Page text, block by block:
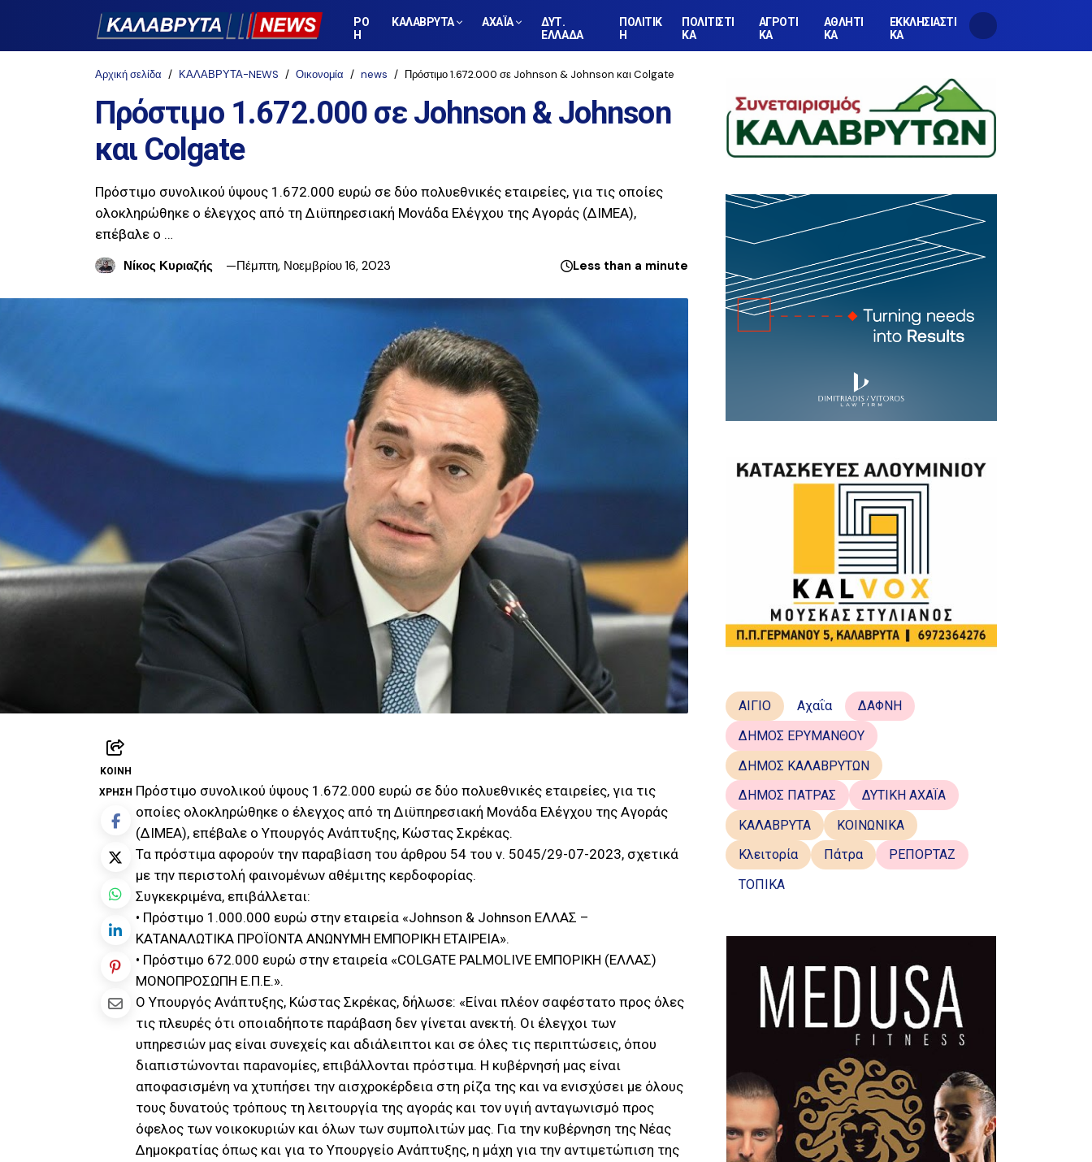
ΡΟ
Η
ΚΑΛΑΒΡΥΤΑ ΑΧΑΪΑ
ΔΥΤ.
ΕΛΛΑΔΑ
ΠΟΛΙΤΙΚ
Η
ΠΟΛΙΤΙΣΤΙ
ΚΑ
ΑΓΡΟΤΙ
ΚΑ
ΑΘΛΗΤΙ
ΚΑ
ΕΚΚΛΗΣΙΑΣΤΙ
ΚΑ
Αρχική σελίδα ΚΑΛΑΒΡΥΤΑ-NEWS Οικονομία news Πρόστιμο 1.672.000 σε Johnson & Johnson και Colgate
Πρόστιμο 1.672.000 σε Johnson & Johnson
και Colgate
Πρόστιμο συνολικού ύψους 1.672.000 ευρώ σε δύο πολυεθνικές εταιρείες, για τις οποίες
ολοκληρώθηκε ο έλεγχος από τη Διϋπηρεσιακή Μονάδα Ελέγχου της Αγοράς (ΔΙΜΕΑ),
επέβαλε ο …
Νίκος Κυριαζής
Πέμπτη, Νοεμβρίου 16, 2023 Less than a minute
ΚΟΙΝΉ
ΧΡΉΣΗ Πρόστιμο συνολικού ύψους 1.672.000 ευρώ σε δύο πολυεθνικές εταιρείες, για τις
οποίες ολοκληρώθηκε ο έλεγχος από τη Διϋπηρεσιακή Μονάδα Ελέγχου της Αγοράς
(ΔΙΜΕΑ), επέβαλε ο Υπουργός Ανάπτυξης, Κώστας Σκρέκας.
Τα πρόστιμα αφορούν την παραβίαση του άρθρου 54 του ν. 5045/29-07-2023, σχετικά
με την περιστολή φαινομένων αθέμιτης κερδοφορίας.
Συγκεκριμένα, επιβάλλεται:
• Πρόστιμο 1.000.000 ευρώ στην εταιρεία «Johnson & Johnson ΕΛΛΑΣ –
ΚΑΤΑΝΑΛΩΤΙΚΑ ΠΡΟΪΟΝΤΑ ΑΝΩΝΥΜΗ ΕΜΠΟΡΙΚΗ ΕΤΑΙΡΕΙΑ».
• Πρόστιμο 672.000 ευρώ στην εταιρεία «COLGATE PALMOLIVE ΕΜΠΟΡΙΚΗ (ΕΛΛΑΣ)
ΜΟΝΟΠΡΟΣΩΠΗ Ε.Π.Ε.».
Ο Υπουργός Ανάπτυξης, Κώστας Σκρέκας, δήλωσε: «Είναι πλέον σαφέστατο προς όλες
τις πλευρές ότι οποιαδήποτε παράβαση δεν γίνεται ανεκτή. Οι έλεγχοι των
υπηρεσιών μας είναι συνεχείς και αδιάλειπτοι και σε όλες τις περιπτώσεις, όπου
διαπιστώνονται παρανομίες, επιβάλλονται πρόστιμα. Η κυβέρνησή μας είναι
αποφασισμένη να χτυπήσει την αισχροκέρδεια στη ρίζα της και να ενισχύσει με όλους
τους δυνατούς τρόπους τη λειτουργία της αγοράς και τον υγιή ανταγωνισμό προς
όφελος των νοικοκυριών και όλων των συμπολιτών μας. Για την κυβέρνηση της Νέας
Δημοκρατίας όπως και για το Υπουργείο Ανάπτυξης, η μάχη για την αντιμετώπιση της
ΑΙΓΙΟ Αχαΐα
ΔΑΦΝΗ
ΔΗΜΟΣ ΕΡΥΜΑΝΘΟΥ
ΔΗΜΟΣ ΚΑΛΑΒΡΥΤΩΝ
ΔΗΜΟΣ ΠΑΤΡΑΣ
ΔΥΤΙΚΗ ΑΧΑΪΑ
ΚΑΛΑΒΡΥΤΑ
ΚΟΙΝΩΝΙΚΑ
Κλειτορία
Πάτρα
ΡΕΠΟΡΤΑΖ
ΤΟΠΙΚΑ